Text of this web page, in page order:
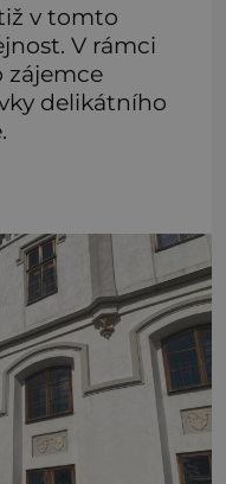
v tomto
V rámci
zájemce
delikátního